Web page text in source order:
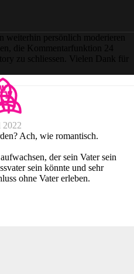
persönlich moderieren
die Kommentarfunktion 24
zu schliessen. Vielen Dank für
2022
Ach, wie romantisch.
der sein Vater sein
sein könnte und sehr
ohne Vater erleben.